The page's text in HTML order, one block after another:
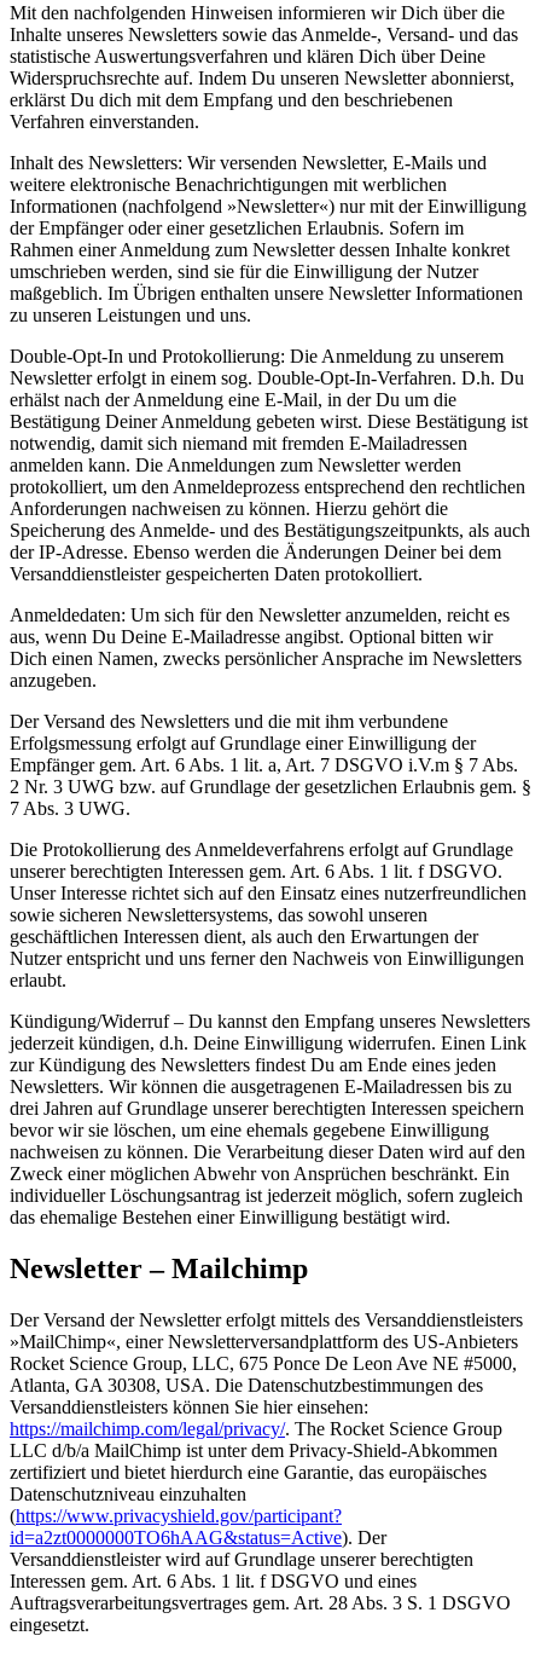
Mit den nachfolgenden Hinweisen informieren wir Dich über die
Inhalte unseres Newsletters sowie das Anmelde-, Versand- und das
statistische Auswertungsverfahren und klären Dich über Deine
Widerspruchsrechte auf. Indem Du unseren Newsletter abonnierst,
erklärst Du dich mit dem Empfang und den beschriebenen
Verfahren einverstanden.
Inhalt des Newsletters: Wir versenden Newsletter, E-Mails und
weitere elektronische Benachrichtigungen mit werblichen
Informationen (nachfolgend »Newsletter«) nur mit der Einwilligung
der Empfänger oder einer gesetzlichen Erlaubnis. Sofern im
Rahmen einer Anmeldung zum Newsletter dessen Inhalte konkret
umschrieben werden, sind sie für die Einwilligung der Nutzer
maßgeblich. Im Übrigen enthalten unsere Newsletter Informationen
zu unseren Leistungen und uns.
Double-Opt-In und Protokollierung: Die Anmeldung zu unserem
Newsletter erfolgt in einem sog. Double-Opt-In-Verfahren. D.h. Du
erhälst nach der Anmeldung eine E-Mail, in der Du um die
Bestätigung Deiner Anmeldung gebeten wirst. Diese Bestätigung ist
notwendig, damit sich niemand mit fremden E-Mailadressen
anmelden kann. Die Anmeldungen zum Newsletter werden
protokolliert, um den Anmeldeprozess entsprechend den rechtlichen
Anforderungen nachweisen zu können. Hierzu gehört die
Speicherung des Anmelde- und des Bestätigungszeitpunkts, als auch
der IP-Adresse. Ebenso werden die Änderungen Deiner bei dem
Versanddienstleister gespeicherten Daten protokolliert.
Anmeldedaten: Um sich für den Newsletter anzumelden, reicht es
aus, wenn Du Deine E-Mailadresse angibst. Optional bitten wir
Dich einen Namen, zwecks persönlicher Ansprache im Newsletters
anzugeben.
Der Versand des Newsletters und die mit ihm verbundene
Erfolgsmessung erfolgt auf Grundlage einer Einwilligung der
Empfänger gem. Art. 6 Abs. 1 lit. a, Art. 7 DSGVO i.V.m § 7 Abs.
2 Nr. 3 UWG bzw. auf Grundlage der gesetzlichen Erlaubnis gem. §
7 Abs. 3 UWG.
Die Protokollierung des Anmeldeverfahrens erfolgt auf Grundlage
unserer berechtigten Interessen gem. Art. 6 Abs. 1 lit. f DSGVO.
Unser Interesse richtet sich auf den Einsatz eines nutzerfreundlichen
sowie sicheren Newslettersystems, das sowohl unseren
geschäftlichen Interessen dient, als auch den Erwartungen der
Nutzer entspricht und uns ferner den Nachweis von Einwilligungen
erlaubt.
Kündigung/Widerruf – Du kannst den Empfang unseres Newsletters
jederzeit kündigen, d.h. Deine Einwilligung widerrufen. Einen Link
zur Kündigung des Newsletters findest Du am Ende eines jeden
Newsletters. Wir können die ausgetragenen E-Mailadressen bis zu
drei Jahren auf Grundlage unserer berechtigten Interessen speichern
bevor wir sie löschen, um eine ehemals gegebene Einwilligung
nachweisen zu können. Die Verarbeitung dieser Daten wird auf den
Zweck einer möglichen Abwehr von Ansprüchen beschränkt. Ein
individueller Löschungsantrag ist jederzeit möglich, sofern zugleich
das ehemalige Bestehen einer Einwilligung bestätigt wird.
Newsletter – Mailchimp
Der Versand der Newsletter erfolgt mittels des Versanddienstleisters
»MailChimp«, einer Newsletterversandplattform des US-Anbieters
Rocket Science Group, LLC, 675 Ponce De Leon Ave NE #5000,
Atlanta, GA 30308, USA. Die Datenschutzbestimmungen des
Versanddienstleisters können Sie hier einsehen:
https://mailchimp.com/legal/privacy/. The Rocket Science Group
LLC d/b/a MailChimp ist unter dem Privacy-Shield-Abkommen
zertifiziert und bietet hierdurch eine Garantie, das europäisches
Datenschutzniveau einzuhalten
(https://www.privacyshield.gov/participant?
id=a2zt0000000TO6hAAG&status=Active). Der
Versanddienstleister wird auf Grundlage unserer berechtigten
Interessen gem. Art. 6 Abs. 1 lit. f DSGVO und eines
Auftragsverarbeitungsvertrages gem. Art. 28 Abs. 3 S. 1 DSGVO
eingesetzt.